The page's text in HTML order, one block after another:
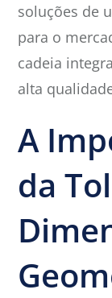
soluções de
para o
cadeia
alta
A
da